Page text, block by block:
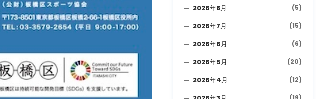
2026年8月 (5)
2026年7月 (15)
2026年6月 (6)
2026年5月 (20)
2026年4月 (12)